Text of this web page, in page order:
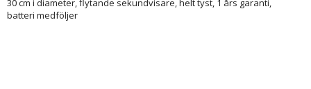
30 cm i diameter, flytande sekundvisare, helt tyst, 1 års garanti,
batteri medföljer